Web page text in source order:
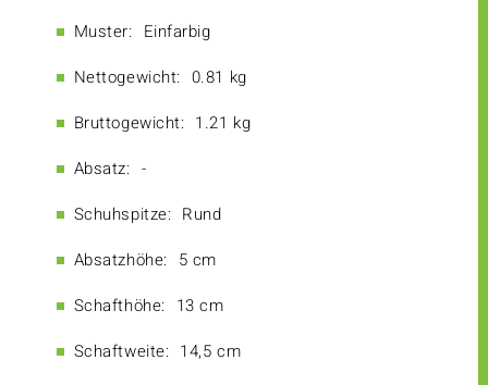
Muster: Einfarbig
Nettogewicht: 0.81 kg
Bruttogewicht: 1.21 kg
Absatz: -
Schuhspitze: Rund
Absatzhöhe: 5 cm
Schafthöhe: 13 cm
Schaftweite: 14,5 cm